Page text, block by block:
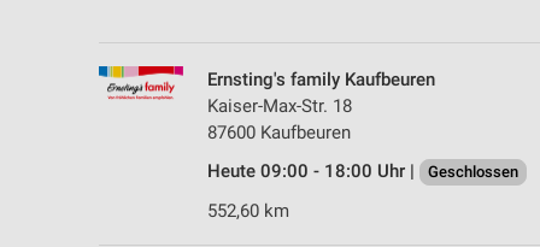
Ernsting's family Kaufbeuren
Kaiser-Max-Str. 18
87600 Kaufbeuren
Heute 09:00 - 18:00 Uhr |
Geschlossen
552,60 km
Notwendig